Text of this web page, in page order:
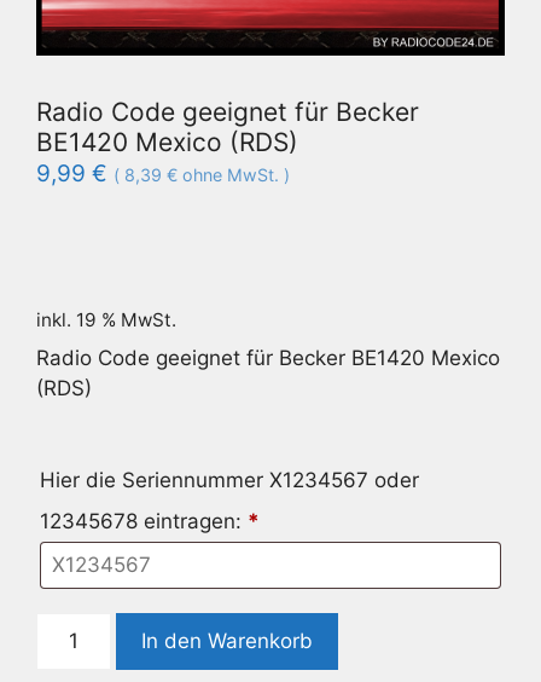
Radio Code geeignet für Becker
BE1420 Mexico (RDS)
9,99 € ( 8,39 € ohne MwSt. )
inkl. 19 % MwSt.
Radio Code geeignet für Becker BE1420 Mexico
(RDS)
Hier die Seriennummer X1234567 oder
12345678 eintragen: *
Code
In den Warenkorb